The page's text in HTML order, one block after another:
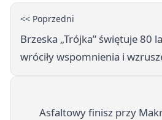
<< Poprzedni
Brzeska „Trójka” świętuje 80
wróciły wspomnienia i
Asfaltowy finisz przy